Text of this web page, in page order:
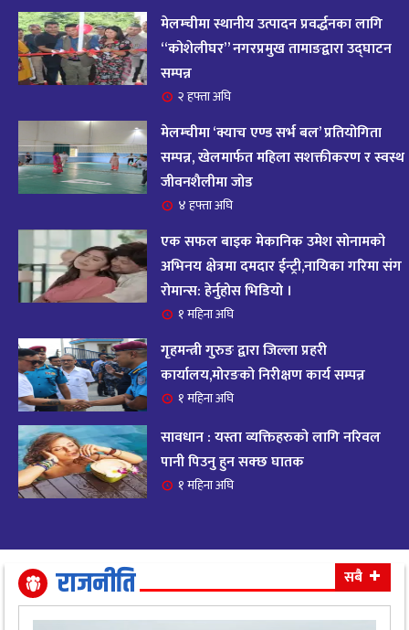
१४ आज २०८२ साल भदौ १६ गते सोमबारको राशिफल
११ महिना अघि
१५
आजको राशिफल : २०८२ भदौ १२ गते बिहीवार, २८
अगस्ट २०२५
११ महिना अघि
१६ आजको राशिफल – २०८२ साल भाद्र १० गते, मंगलबार
१७ आजको राशिफल – २०८२ साल भाद्र १० गते, मंगलबार
११ महिना अघि
१८
आजको राशिफल : आइतवार, ८ भदौ २०८२ (२४ अगस्ट
२०२५)
११ महिना अघि
१९ आजको राशिफल २०८२ भदाै ४ गते, बुधवार
११ महिना अघि
धैर्यले सफलता मिल्नेछ
११ महिना अघि
मेलम्चीमा स्थानीय उत्पादन प्रवर्द्धनका लागि
“कोशेलीघर” नगरप्रमुख तामाङद्वारा उद्घाटन
सम्पन्न
२ हफ्ता अघि
मेलम्चीमा ‘क्याच एण्ड सर्भ बल’ प्रतियोगिता
सम्पन्न, खेलमार्फत महिला सशक्तीकरण र स्वस्थ
जीवनशैलीमा जोड
४ हफ्ता अघि
एक सफल बाइक मेकानिक उमेश सोनामको
अभिनय क्षेत्रमा दमदार ईन्ट्री,नायिका गरिमा संग
रोमान्स: हेर्नुहोस भिडियो ।
१ महिना अघि
गृहमन्त्री गुरुङ द्वारा जिल्ला प्रहरी
कार्यालय,मोरङको निरीक्षण कार्य सम्पन्न
१ महिना अघि
सावधान : यस्ता व्यक्तिहरुको लागि नरिवल
पानी पिउनु हुन सक्छ घातक
१ महिना अघि
राजनीति सबै